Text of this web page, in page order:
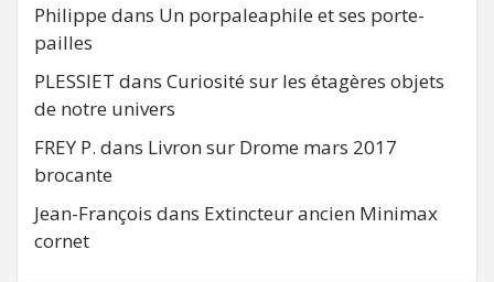
Philippe dans Un porpaleaphile et ses porte-
pailles
PLESSIET dans Curiosité sur les étagères objets
de notre univers
FREY P. dans Livron sur Drome mars 2017
brocante
Jean-François dans Extincteur ancien Minimax
cornet